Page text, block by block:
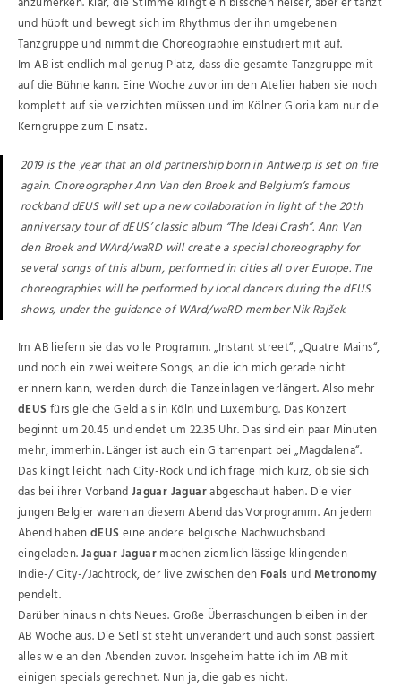
und hüpft und bewegt sich im Rhythmus der ihn umgebenen
Tanzgruppe und nimmt die Choreographie einstudiert mit auf.
Im AB ist endlich mal genug Platz, dass die gesamte Tanzgruppe mit
auf die Bühne kann. Eine Woche zuvor im den Atelier haben sie noch
komplett auf sie verzichten müssen und im Kölner Gloria kam nur die
Kerngruppe zum Einsatz.
2019 is the year that an old partnership born in Antwerp is set on fire
again. Choreographer Ann Van den Broek and Belgium’s famous
rockband dEUS will set up a new collaboration in light of the 20th
anniversary tour of dEUS’ classic album “The Ideal Crash”. Ann Van
den Broek and WArd/waRD will create a special choreography for
several songs of this album, performed in cities all over Europe. The
choreographies will be performed by local dancers during the dEUS
shows, under the guidance of WArd/waRD member Nik Rajšek.
Im AB liefern sie das volle Programm. „Instant street“, „Quatre Mains“,
und noch ein zwei weitere Songs, an die ich mich gerade nicht
erinnern kann, werden durch die Tanzeinlagen verlängert. Also mehr
dEUSfürs gleiche Geld als in Köln und Luxemburg. Das Konzert
beginnt um 20.45 und endet um 22.35 Uhr. Das sind ein paar Minuten
mehr, immerhin. Länger ist auch ein Gitarrenpart bei „Magdalena“.
Das klingt leicht nach City-Rock und ich frage mich kurz, ob sie sich
das bei ihrer VorbandJaguar Jaguarabgeschaut haben. Die vier
jungen Belgier waren an diesem Abend das Vorprogramm. An jedem
Abend habendEUSeine andere belgische Nachwuchsband
eingeladen.Jaguar Jaguarmachen ziemlich lässige klingenden
Indie-/ City-/Jachtrock, der live zwischen den Foals undMetronomy
pendelt.
Darüber hinaus nichts Neues. Große Überraschungen bleiben in der
AB Woche aus. Die Setlist steht unverändert und auch sonst passiert
alles wie an den Abenden zuvor. Insgeheim hatte ich im AB mit
einigen specials gerechnet. Nun ja, die gab es nicht.